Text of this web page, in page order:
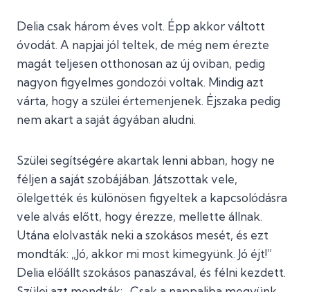
Delia csak három éves volt. Épp akkor váltott
óvodát. A napjai jól teltek, de még nem érezte
magát teljesen otthonosan az új oviban, pedig
nagyon figyelmes gondozói voltak. Mindig azt
várta, hogy a szülei értemenjenek. Éjszaka pedig
nem akart a saját ágyában aludni.
Szülei segítségére akartak lenni abban, hogy ne
féljen a saját szobájában. Játszottak vele,
ölelgették és különösen figyeltek a kapcsolódásra
vele alvás előtt, hogy érezze, mellette állnak.
Utána elolvasták neki a szokásos mesét, és ezt
mondták: „Jó, akkor mi most kimegyünk. Jó éjt!”
Delia előállt szokásos panaszával, és félni kezdett.